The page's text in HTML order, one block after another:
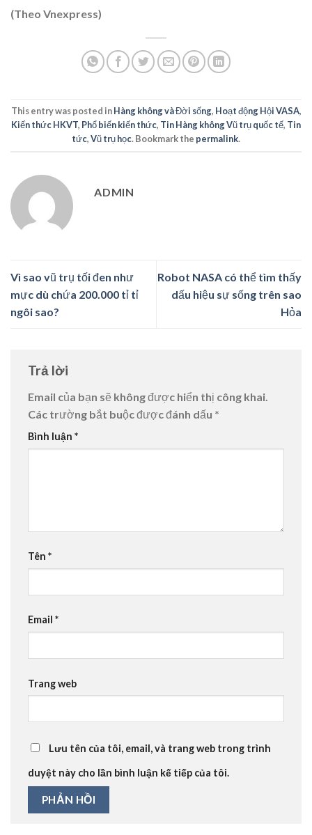
(Theo Vnexpress)
This entry was posted inHàng không và Đời sống, Hoạt động Hội VASA,
Kiến thức HKVT, Phổ biến kiến thức, Tin Hàng không Vũ trụ quốc tế, Tin
tức,Vũ trụ học. Bookmark the permalink.
ADMIN
Vì sao vũ trụ tối đen như
mực dù chứa 200.000 tỉ tỉ
ngôi sao?
Robot NASA có thể tìm thấy
dấu hiệu sự sống trên sao
Hỏa
Trả lời
Email của bạn sẽ không được hiển thị công khai.
Các trường bắt buộc được đánh dấu *
Bình luận *
Tên *
Email *
Trang web
Lưu tên của tôi, email, và trang web trong trình
duyệt này cho lần bình luận kế tiếp của tôi.